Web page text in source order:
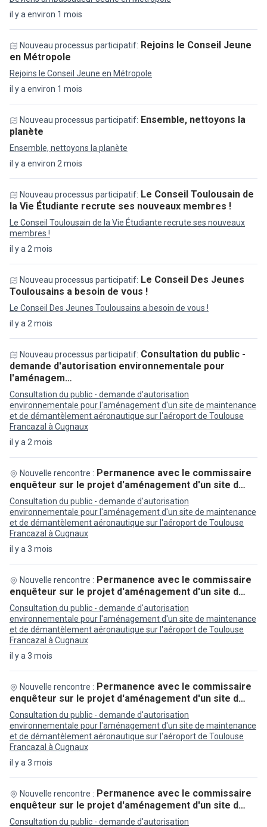
il y a environ 1 mois
il y a environ 1 mois
Nouveau processus participatif: Rejoins le Conseil Jeune
en Métropole
Rejoins le Conseil Jeune en Métropole
il y a environ 2 mois
Nouveau processus participatif: Ensemble, nettoyons la
planète
Ensemble, nettoyons la planète
il y a 2 mois
Nouveau processus participatif: Le Conseil Toulousain de
la Vie Étudiante recrute ses nouveaux membres !
Le Conseil Toulousain de la Vie Étudiante recrute ses nouveaux
membres !
il y a 2 mois
Nouveau processus participatif: Le Conseil Des Jeunes
Toulousains a besoin de vous !
Le Conseil Des Jeunes Toulousains a besoin de vous !
il y a 2 mois
Nouveau processus participatif: Consultation du public -
demande d'autorisation environnementale pour
l'aménagem…
Consultation du public - demande d'autorisation
environnementale pour l'aménagement d'un site de maintenance
et de démantèlement aéronautique sur l'aéroport de Toulouse
Francazal à Cugnaux
il y a 3 mois
Nouvelle rencontre : Permanence avec le commissaire
enquêteur sur le projet d'aménagement d'un site d…
Consultation du public - demande d'autorisation
environnementale pour l'aménagement d'un site de maintenance
et de démantèlement aéronautique sur l'aéroport de Toulouse
Francazal à Cugnaux
il y a 3 mois
Nouvelle rencontre : Permanence avec le commissaire
enquêteur sur le projet d'aménagement d'un site d…
Consultation du public - demande d'autorisation
environnementale pour l'aménagement d'un site de maintenance
et de démantèlement aéronautique sur l'aéroport de Toulouse
Francazal à Cugnaux
il y a 3 mois
Nouvelle rencontre : Permanence avec le commissaire
enquêteur sur le projet d'aménagement d'un site d…
Consultation du public - demande d'autorisation
environnementale pour l'aménagement d'un site de maintenance
et de démantèlement aéronautique sur l'aéroport de Toulouse
Francazal à Cugnaux
Nouvelle rencontre : Permanence avec le commissaire
enquêteur sur le projet d'aménagement d'un site d…
Consultation du public - demande d'autorisation